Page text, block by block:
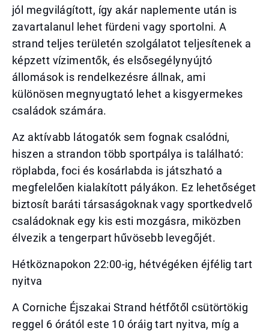
jól megvilágított, így akár naplemente után is
zavartalanul lehet fürdeni vagy sportolni. A
strand teljes területén szolgálatot teljesítenek a
képzett vízimentők, és elsősegélynyújtó
állomások is rendelkezésre állnak, ami
különösen megnyugtató lehet a kisgyermekes
családok számára.
Az aktívabb látogatók sem fognak csalódni,
hiszen a strandon több sportpálya is található:
röplabda, foci és kosárlabda is játszható a
megfelelően kialakított pályákon. Ez lehetőséget
biztosít baráti társaságoknak vagy sportkedvelő
családoknak egy kis esti mozgásra, miközben
élvezik a tengerpart hűvösebb levegőjét.
Hétköznapokon 22:00-ig, hétvégéken éjfélig tart
nyitva
A Corniche Éjszakai Strand hétfőtől csütörtökig
reggel 6 órától este 10 óráig tart nyitva, míg a